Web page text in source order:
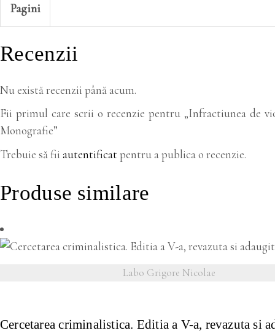
Pagini
Recenzii
Nu există recenzii până acum.
Fii primul care scrii o recenzie pentru „Infractiunea de
Monografie”
Trebuie să fii autentificat pentru a publica o recenzie.
Produse similare
Labo Grigore Nicolae
Cercetarea criminalistica. Editia a V-a, revazuta si